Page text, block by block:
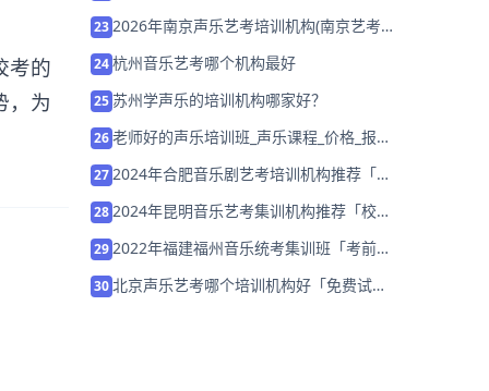
考的
，为
232026年南京声乐艺考培训机构(南京艺考
24杭州音乐艺考哪个机构最好
25苏州学声乐的培训机构哪家好？
26老师好的声乐培训班_声乐课程_价格_报
272024年合肥音乐剧艺考培训机构推荐「考
282024年昆明音乐艺考集训机构推荐「校考
292022年福建福州音乐统考集训班「考前集
30北京声乐艺考哪个培训机构好「免费试